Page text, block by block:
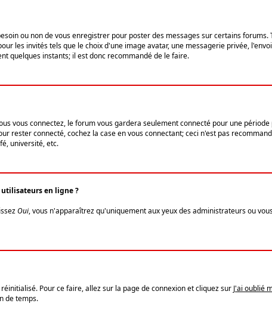
ou non de vous enregistrer pour poster des messages sur certains forums.
les invités tels que le choix d'une image avatar, une messagerie privée,
quelques instants; il est donc recommandé de le faire.
vous connectez, le forum vous gardera seulement connecté pour une
rester connecté, cochez la case en vous connectant; ceci n'est pas
université, etc.
en ligne ?
Oui, vous n'apparaîtrez qu'uniquement aux yeux des administrateurs ou
Pour ce faire, allez sur la page de connexion et cliquez sur J'ai oublié
de temps.